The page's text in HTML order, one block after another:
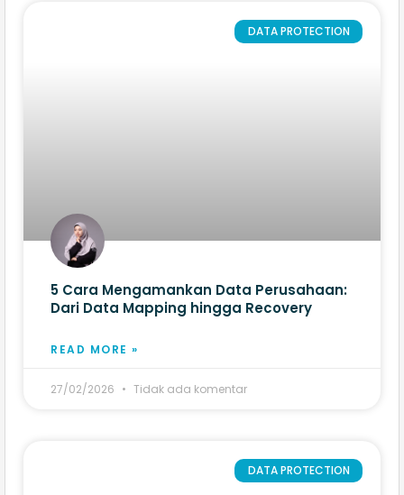
DATA PROTECTION
5 Cara Mengamankan Data Perusahaan:
Dari Data Mapping hingga Recovery
READ MORE »
27/02/2026 Tidak ada komentar
DATA PROTECTION